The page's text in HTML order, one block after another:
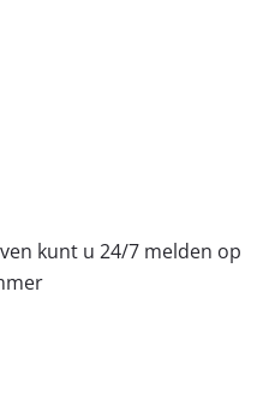
kunt u 24/7 melden op